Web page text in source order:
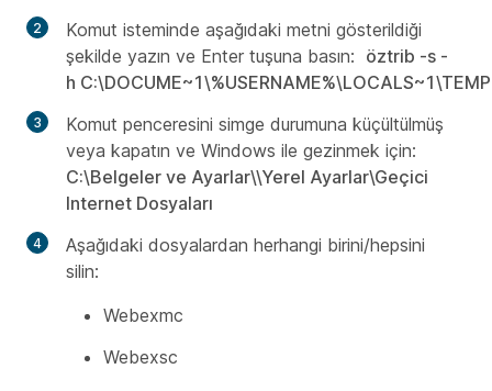
Komut isteminde aşağıdaki metni gösterildiği
şekilde yazın ve Enter tuşuna basın: öztrib -s -
h
Komut penceresini simge durumuna küçültülmüş
veya kapatın ve Windows ile gezinmek için:
C:\Belgeler ve Ayarlar\\Yerel Ayarlar\Geçici
Internet Dosyaları
Aşağıdaki dosyalardan herhangi birini/hepsini
silin:
Webexmc
Webexsc